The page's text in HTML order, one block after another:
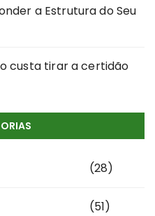
a Estrutura do Seu
custa tirar a certidão
(28)
(51)